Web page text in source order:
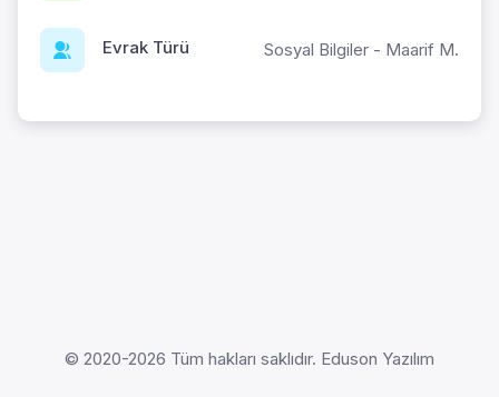
Evrak Türü Sosyal Bilgiler - Maarif M.
© 2020-2026 Tüm hakları saklıdır. Eduson Yazılım